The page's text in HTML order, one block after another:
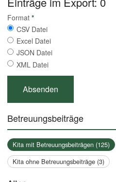
Format *
CSV Datei
Excel Datei
JSON Datei
XML Datei
Betreuungsbeiträge
Kita mit Betreuungsbeiträgen (125)
Kita ohne Betreuungsbeiträge (3)